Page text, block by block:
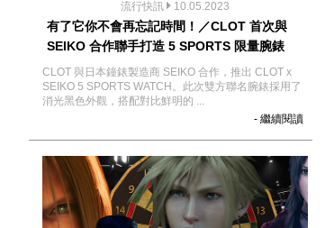
流行快訊 10.05.2023
有了它你不會再忘記時間！／CLOT 首次與
SEIKO 合作聯手打造 5 SPORTS 限量腕錶
CLOT 與日本鐘錶製造商 SEIKO 合作，推出 CLOT x
SEIKO 5 SPORTS WATCH。此次雙方聯名腕錶採用了
消光黑色外觀，搭配對比鮮明的 ...
- 繼續閱讀